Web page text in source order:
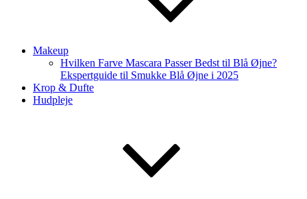
Makeup
Hvilken Farve Mascara Passer Bedst til Blå Øjne?
Ekspertguide til Smukke Blå Øjne i 2025
Krop & Dufte
Hudpleje